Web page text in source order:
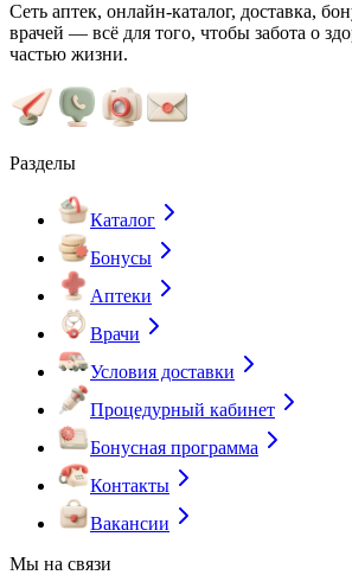
Сеть аптек, онлайн-каталог, доставка,
врачей — всё для того, чтобы забота о
частью жизни.
Разделы
Каталог
Бонусы
Аптеки
Врачи
Условия доставки
Процедурный кабинет
Бонусная программа
Контакты
Вакансии
Мы на связи